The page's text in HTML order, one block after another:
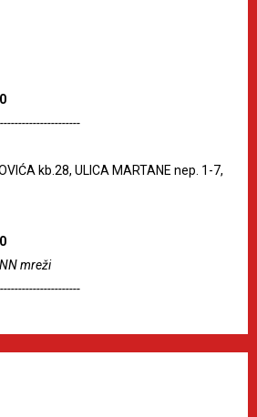
kb.28, ULICA MARTANE nep. 1-7,
mreži